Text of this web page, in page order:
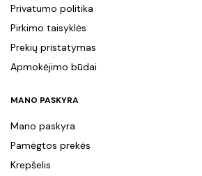
Privatumo politika
Pirkimo taisyklės
Prekių pristatymas
Apmokėjimo būdai
MANO PASKYRA
Mano paskyra
Pamėgtos prekės
Krepšelis